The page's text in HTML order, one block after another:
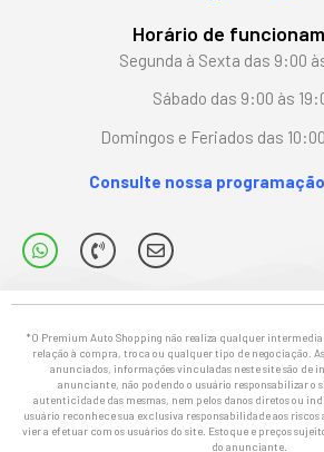
Horário de
Segunda à Sexta das 9:00
Sábado das 9:00 às
Domingos e Feriados das
Consulte nossa
*O Premium Auto Shopping não realiza qualquer
relação à compra, troca ou qualquer tipo de negociação.
anunciados, informações vinculadas neste site são de
anunciante, não podendo o usuário responsabilizar o
autenticidade das mesmas, nem pelos danos diretos ou
usuário reconhece sua exclusiva responsabilidade aos riscos
vier a efetuar com os usuários do site. Estoque e preços
do anunciante.